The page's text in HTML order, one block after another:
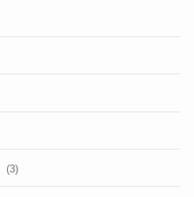
(3)